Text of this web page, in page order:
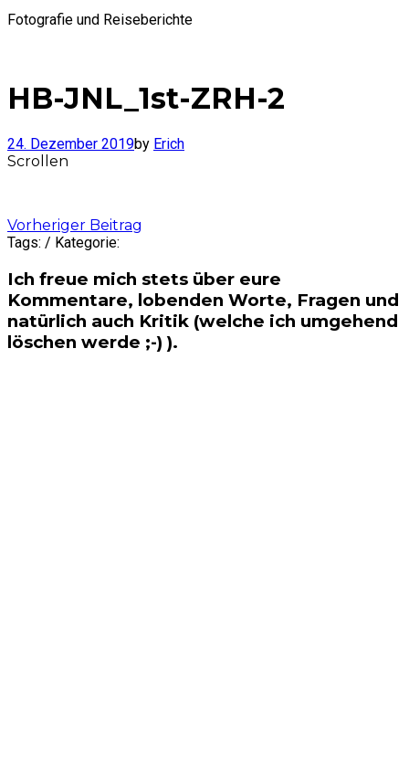
Fotografie und Reiseberichte
HB-JNL_1st-ZRH-2
24. Dezember 2019by Erich
Scrollen
Post
navigation
Vorheriger Beitrag
Tags: / Kategorie:
Ich freue mich stets über eure
Kommentare, lobenden Worte, Fragen und
natürlich auch Kritik (welche ich umgehend
löschen werde ;-) ).